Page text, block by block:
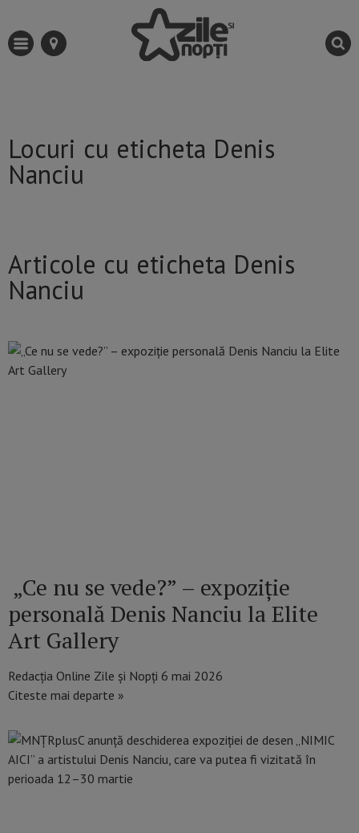
Locuri cu eticheta Denis
Nanciu
Articole cu eticheta Denis
Nanciu
„Ce nu se vede?” – expoziție
personală Denis Nanciu la Elite
Art Gallery
Redacția Online Zile și Nopți 6 mai 2026
Citeste mai departe »